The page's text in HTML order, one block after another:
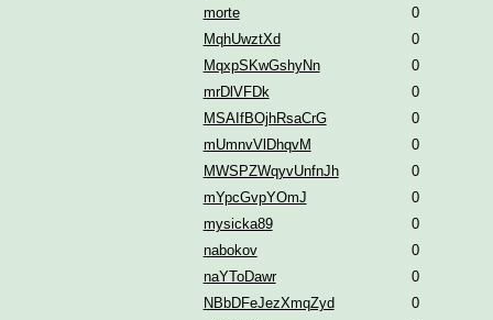
morte
0
MqhUwztXd
0
MqxpSKwGshyNn
0
mrDlVFDk
0
MSAIfBOjhRsaCrG
0
mUmnvVlDhqvM
0
MWSPZWqyvUnfnJh
0
mYpcGvpYOmJ
0
mysicka89
0
nabokov
0
naYToDawr
0
NBbDFeJezXmqZyd
0